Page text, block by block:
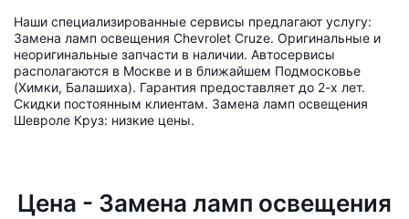
Наши специализированные сервисы предлагают услугу:
Замена ламп освещения Chevrolet Cruze. Оригинальные и
неоригинальные запчасти в наличии. Автосервисы
располагаются в Москве и в ближайшем Подмосковье
(Химки, Балашиха). Гарантия предоставляет до 2-х лет.
Скидки постоянным клиентам. Замена ламп освещения
Шевроле Круз: низкие цены.
Цена - Замена ламп освещения